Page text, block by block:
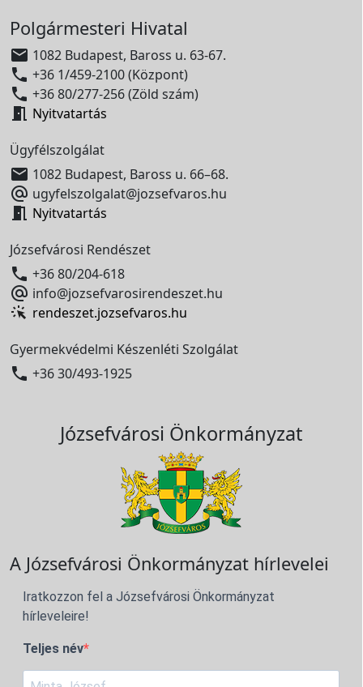
Polgármesteri Hivatal
 1082 Budapest, Baross u. 63-67.
 +36 1/459-2100 (Központ)
 +36 80/277-256 (Zöld szám)
 Nyitvatartás
Ügyfélszolgálat
 1082 Budapest, Baross u. 66–68.
 ugyfelszolgalat@jozsefvaros.hu
 Nyitvatartás
Józsefvárosi Rendészet
 +36 80/204-618
 info@jozsefvarosirendeszet.hu
rendeszet.jozsefvaros.hu
Gyermekvédelmi Készenléti Szolgálat
 +36 30/493-1925
Józsefvárosi Önkormányzat
A Józsefvárosi Önkormányzat hírlevelei
Iratkozzon fel a Józsefvárosi Önkormányzat
hírleveleire!
Teljes név